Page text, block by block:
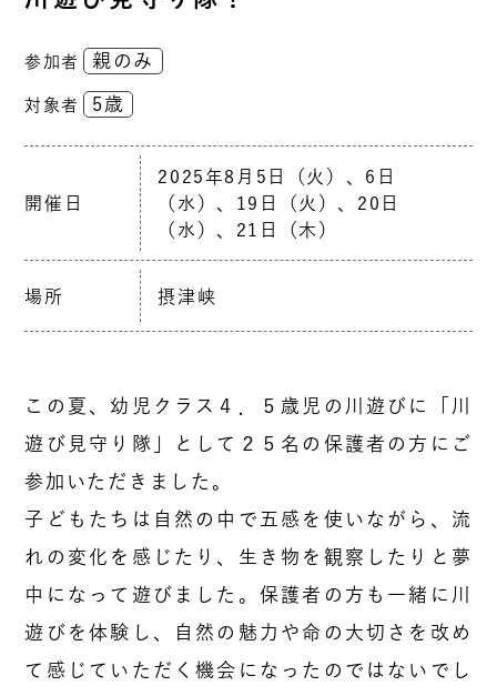
参加者 親のみ
対象者 5歳
開催日
2025年8月5日（火）、6日
（水）、19日（火）、20日
（水）、21日（木）
場所 摂津峡
この夏、幼児クラス４．５歳児の川遊びに「川
遊び見守り隊」として２５名の保護者の方にご
参加いただきました。
子どもたちは自然の中で五感を使いながら、流
れの変化を感じたり、生き物を観察したりと夢
中になって遊びました。保護者の方も一緒に川
遊びを体験し、自然の魅力や命の大切さを改め
て感じていただく機会になったのではないでし